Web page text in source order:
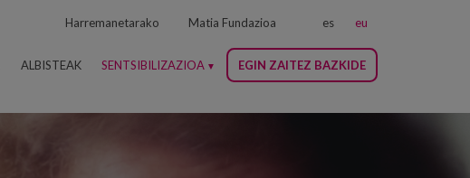
es eu
Harremanetarako Matia Fundazioa
ALBISTEAK SENTSIBILIZAZIOA EGIN ZAITEZ BAZKIDE